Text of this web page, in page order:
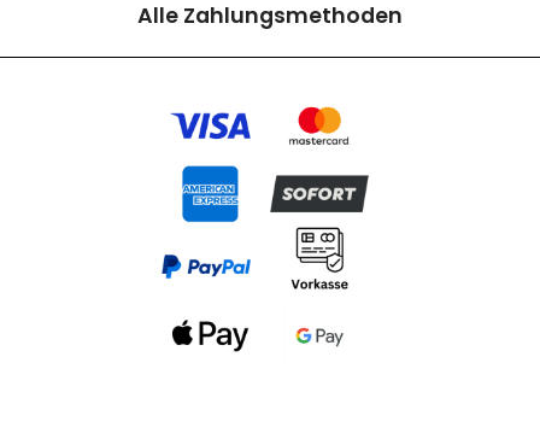
Alle Zahlungsmethoden